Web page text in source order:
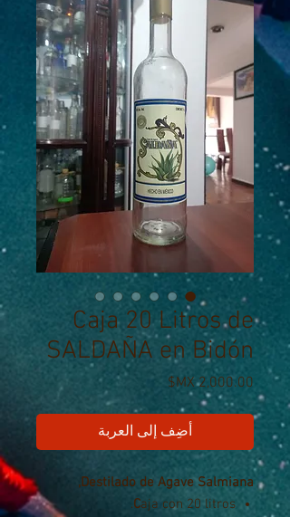
Caja 20 Litros de
SALDAÑA en Bidón
السعر
أضِف إلى العربة
Destilado de Agave Salmiana,
Caja con 20 litros.